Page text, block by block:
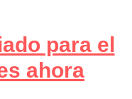
para el
ahora